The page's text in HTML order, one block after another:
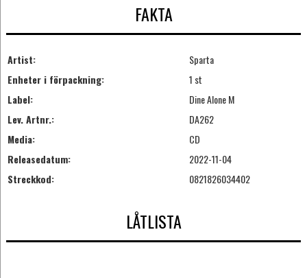
FAKTA
Artist:
Sparta
Enheter i förpackning:
1 st
Label:
Dine Alone M
Lev. Artnr.:
DA262
Media:
CD
Releasedatum:
2022-11-04
Streckkod:
0821826034402
LÅTLISTA